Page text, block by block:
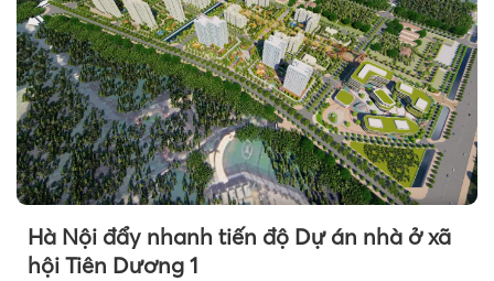
Hà Nội đẩy nhanh tiến độ Dự án nhà ở xã
hội Tiên Dương 1